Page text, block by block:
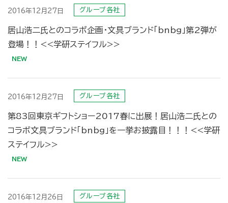
2016年12月27日 グループ各社
居山浩二氏とのコラボ企画・文具ブランド「bnbg」第2弾が
登場！！<<学研ステイフル>>
2016年12月27日 グループ各社
第83回東京ギフトショー2017春に出展！居山浩二氏との
コラボ文具ブランド「bnbg」を一挙お披露目！！！<<学研
ステイフル>>
2016年12月26日 グループ各社